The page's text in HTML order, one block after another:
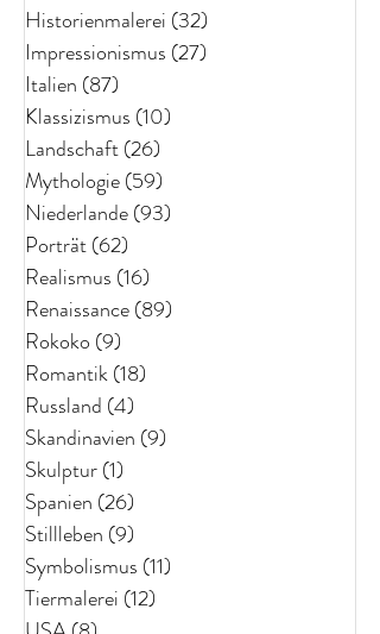
Historienmalerei (32)
Impressionismus (27)
Italien (87)
Klassizismus (10)
Landschaft(26)
Mythologie(59)
Niederlande(93)
Porträt(62)
Realismus (16)
Renaissance(89)
Rokoko (9)
Romantik(18)
Russland (4)
Skandinavien (9)
Skulptur(1)
Spanien (26)
Stillleben (9)
Symbolismus (11)
Tiermalerei (12)